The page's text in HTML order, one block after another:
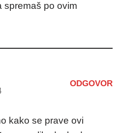
spremaš po ovim
ODGOVOR
kako se prave ovi